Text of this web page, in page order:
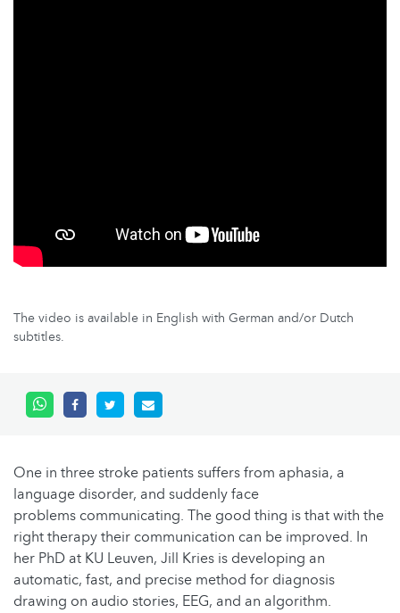
The video is available in English with German and/or Dutch
subtitles.
One in three stroke patients suffers from aphasia, a
language disorder, and suddenly face
problems communicating. The good thing is that with the
right therapy their communication can be improved. In
her PhD at KU Leuven, Jill Kries is developing an
automatic, fast, and precise method for diagnosis
drawing on audio stories, EEG, and an algorithm.